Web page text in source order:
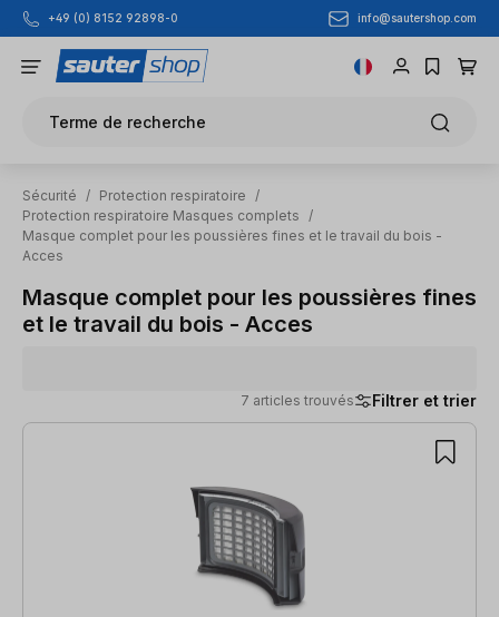
Passer au contenu principal
+49 (0) 8152 92898-0 info@sautershop.com
Terme de recherche
Sécurité / Protection respiratoire
/
Protection respiratoire Masques complets
/
Masque complet pour les poussières fines et le travail du bois -
Acces
Masque complet pour les poussières fines
et le travail du bois - Acces
7 articles trouvés Filtrer et trier
7 articles trouvés